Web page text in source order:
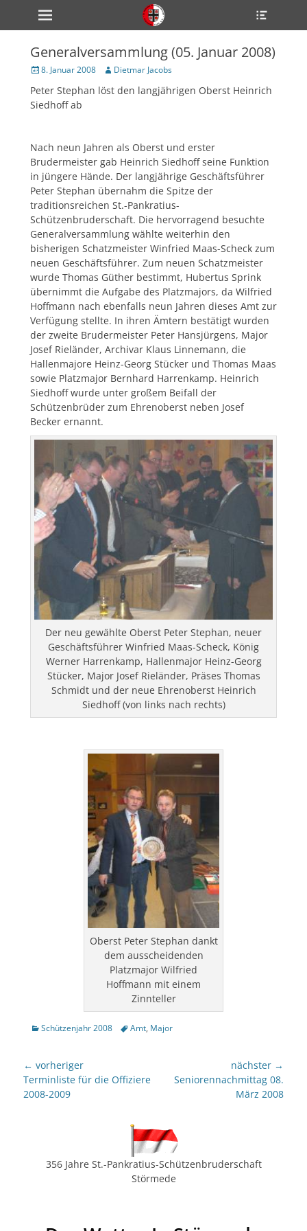
zum
Inhalt
Primärmenü
Generalversammlung (05. Januar 2008)
Veröffentlicht
8. Januar 2008 Author
Dietmar Jacobs
Peter Stephan löst den langjährigen Oberst Heinrich
Siedhoff ab
Nach neun Jahren als Oberst und erster
Brudermeister gab Heinrich Siedhoff seine Funktion
in jüngere Hände. Der langjährige Geschäftsführer
Peter Stephan übernahm die Spitze der
traditionsreichen St.-Pankratius-
Schützenbruderschaft. Die hervorragend besuchte
Generalversammlung wählte weiterhin den
bisherigen Schatzmeister Winfried Maas-Scheck zum
neuen Geschäftsführer. Zum neuen Schatzmeister
wurde Thomas Güther bestimmt, Hubertus Sprink
übernimmt die Aufgabe des Platzmajors, da Wilfried
Hoffmann nach ebenfalls neun Jahren dieses Amt zur
Verfügung stellte. In ihren Ämtern bestätigt wurden
der zweite Brudermeister Peter Hansjürgens, Major
Josef Rieländer, Archivar Klaus Linnemann, die
Hallenmajore Heinz-Georg Stücker und Thomas Maas
sowie Platzmajor Bernhard Harrenkamp. Heinrich
Siedhoff wurde unter großem Beifall der
Schützenbrüder zum Ehrenoberst neben Josef
Becker ernannt.
Der neu gewählte Oberst Peter Stephan, neuer
Geschäftsführer Winfried Maas-Scheck, König
Werner Harrenkamp, Hallenmajor Heinz-Georg
Stücker, Major Josef Rieländer, Präses Thomas
Schmidt und der neue Ehrenoberst Heinrich
Siedhoff (von links nach rechts)
Oberst Peter Stephan dankt
dem ausscheidenden
Platzmajor Wilfried
Hoffmann mit einem
Zinnteller
Kategorien
Schützenjahr 2008 TagsAmt, Major
Beitragsnavigation
← vorheriger
Vorheriger
Beitrag:
Terminliste für die Offiziere
2008-2009
nächster →
nächster
Seniorennachmittag 08.
März 2008
356 Jahre St.-Pankratius-Schützenbruderschaft
Störmede